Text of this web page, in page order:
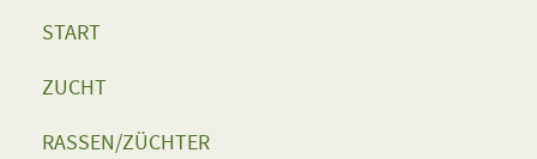
START
ZUCHT
RASSEN/ZÜCHTER